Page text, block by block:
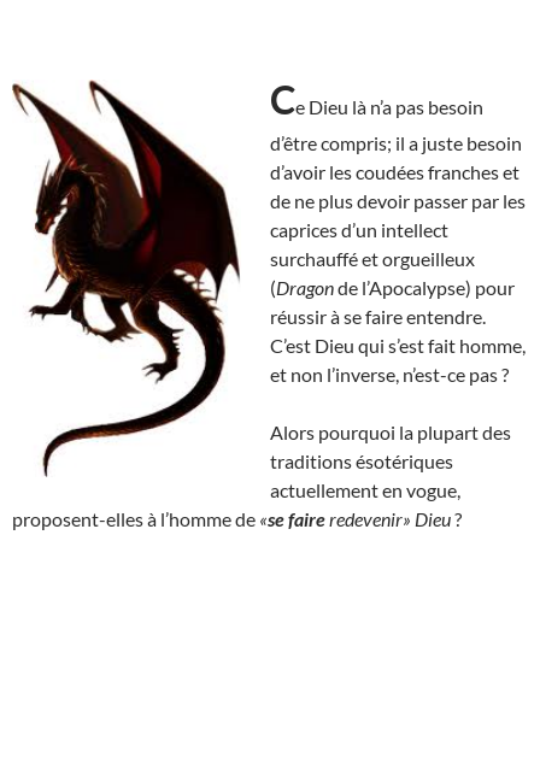
Ce Dieu là n’a pas besoin
d’être compris; il a juste besoin
d’avoir les coudées franches et
de ne plus devoir passer par les
caprices d’un intellect
surchauffé et orgueilleux
(Dragonde l’Apocalypse) pour
réussir à se faire entendre.
C’est Dieu qui s’est fait homme,
et non l’inverse, n’est-ce pas ?
Alors pourquoi la plupart des
traditions ésotériques
actuellement en vogue,
proposent-elles à l’homme de «se faireredevenir» Dieu?